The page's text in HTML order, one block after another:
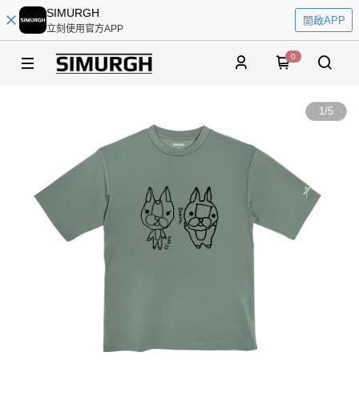
SIMURGH
立刻使用官方APP
開啟APP
0
1/5